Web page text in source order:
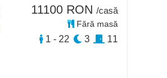
11100 RON /casă
Fără masă
1 - 22 3 11